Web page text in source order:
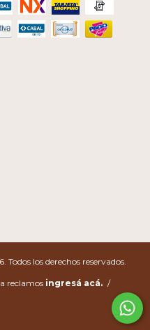
los derechos reservados.
reclamos ingresá acá. /